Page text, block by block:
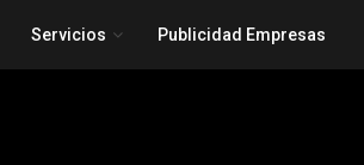
Servicios Publicidad Empresas